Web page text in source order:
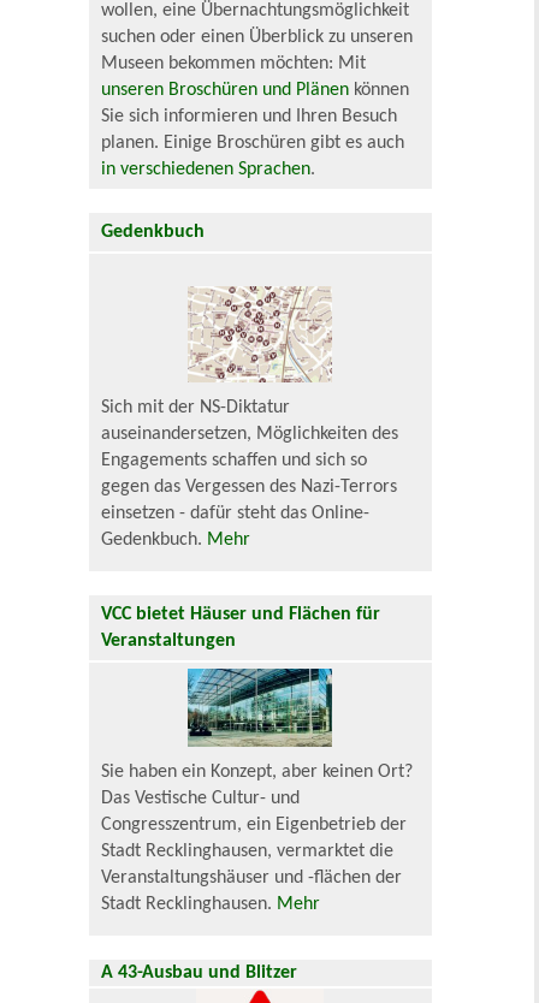
wollen, eine Übernachtungsmöglichkeit
suchen oder einen Überblick zu unseren
Museen bekommen möchten: Mit
unseren Broschüren und Plänen können
Sie sich informieren und Ihren Besuch
planen. Einige Broschüren gibt es auch
in verschiedenen Sprachen.
Gedenkbuch
Sich mit der NS-Diktatur
auseinandersetzen, Möglichkeiten des
Engagements schaffen und sich so
gegen das Vergessen des Nazi-Terrors
einsetzen - dafür steht das Online-
Gedenkbuch. Mehr
VCC bietet Häuser und Flächen für
Veranstaltungen
Sie haben ein Konzept, aber keinen Ort?
Das Vestische Cultur- und
Congresszentrum, ein Eigenbetrieb der
Stadt Recklinghausen, vermarktet die
Veranstaltungshäuser und -flächen der
Stadt Recklinghausen. Mehr
A 43-Ausbau und Blitzer